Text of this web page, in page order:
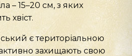
– 15–20 см, з яких
хвіст.
є територіальною
захищають свою